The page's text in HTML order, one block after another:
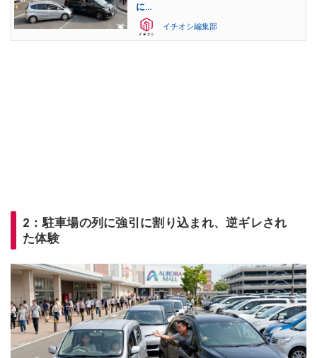
に…
イチオシ編集部
2：駐車場の列に強引に割り込まれ、逆ギレされ
た体験